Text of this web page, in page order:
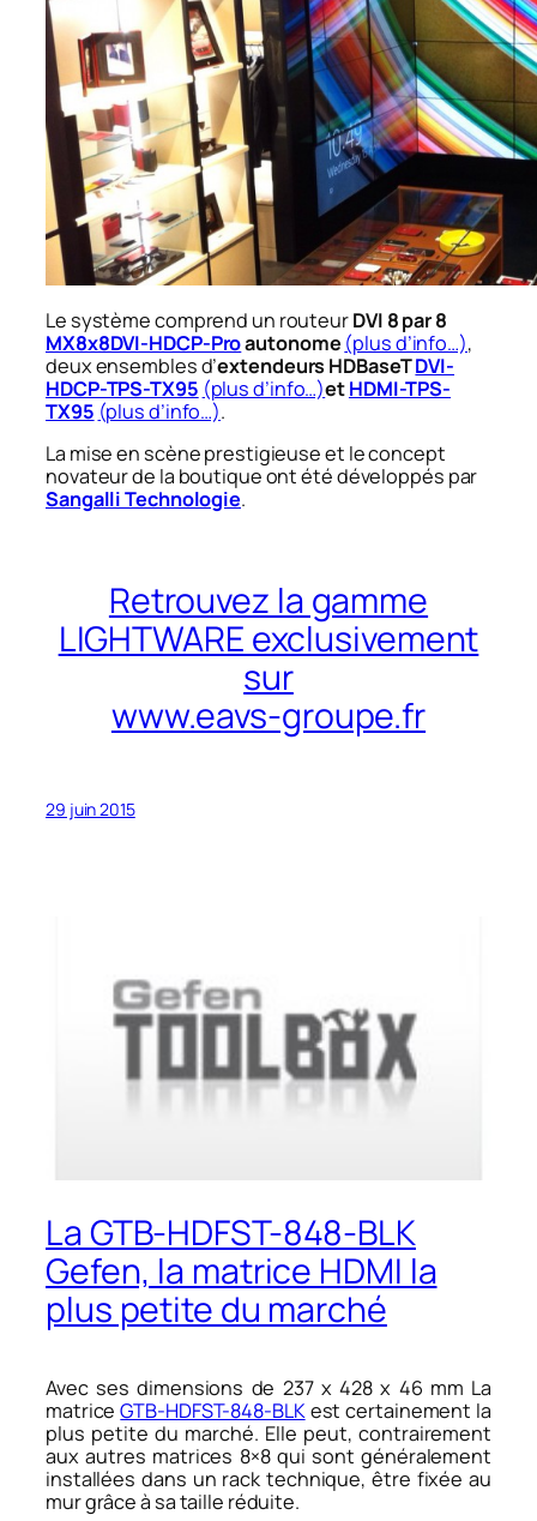
Le système comprend un routeurDVI 8 par 8
MX8x8DVI-HDCP-Proautonome (plus d’info…),
deux ensembles d’extendeurs HDBaseTDVI-
HDCP-TPS-TX95 (plus d’info…)etHDMI-TPS-
TX95 (plus d’info…).
La mise en scène prestigieuse et le concept
novateur de la boutique ont été développés par
Sangalli Technologie.
Retrouvez la gamme
LIGHTWARE exclusivement
sur
www.eavs-groupe.fr
29 juin 2015
La GTB-HDFST-848-BLK
Gefen, la matrice HDMI la
plus petite du marché
Avec ses dimensions de 237 x 428 x 46 mm La
matriceGTB-HDFST-848-BLKest certainement la
plus petite du marché. Elle peut, contrairement
aux autres matrices 8×8 qui sont généralement
installées dans un rack technique, être fixée au
mur grâce à sa taille réduite.